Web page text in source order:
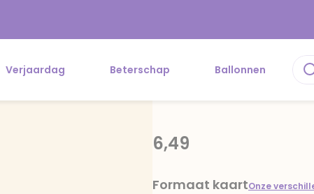
Verjaardag Beterschap Ballonnen
6,49
Formaat kaartOnze